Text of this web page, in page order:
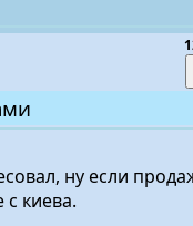
ну если
с киева.